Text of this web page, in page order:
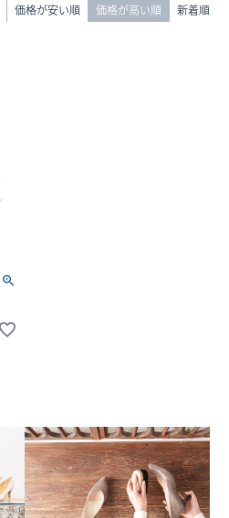
価格が安い順 価格が高い順 新着順